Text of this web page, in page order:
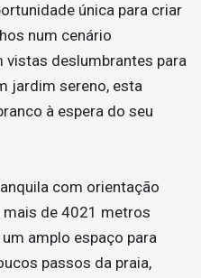
única para criar
num cenário
vistas deslumbrantes para
jardim sereno, esta
à espera do seu
com orientação
de 4021 metros
amplo espaço para
passos da praia,